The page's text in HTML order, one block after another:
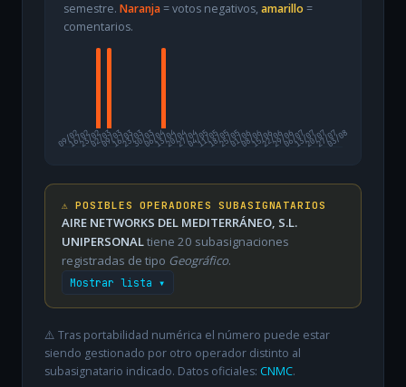
semestre. Naranja= votos negativos, amarillo =
comentarios.
09/02
16/0223/0202/0309/0316/0323/0330/0306/0413/0420/0427/0404/0511/0518/0525/0501/0608/0615/0622/0629/0606/0713/0720/0727/07
03/08
⚠️ POSIBLES OPERADORES SUBASIGNATARIOS
AIRE NETWORKS DEL MEDITERRÁNEO, S.L.
UNIPERSONALtiene 20 subasignaciones
registradas de tipo Geográfico.
Mostrar lista ▾
⚠️ Tras portabilidad numérica el número puede estar
siendo gestionado por otro operador distinto al
subasignatario indicado. Datos oficiales: CNMC.